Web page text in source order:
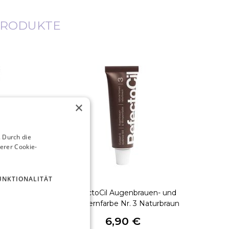
RefectoCil Augenbrauen- und
Wimpernfarbe Nr. 3 Naturbraun
6,90 €
×
die
Cookie-